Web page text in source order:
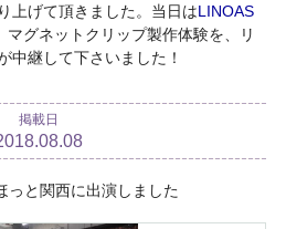
上げて頂きました。当日はLINOAS
マグネットクリップ製作体験を、リ
中継して下さいました！
掲載日
っと関西に出演しました